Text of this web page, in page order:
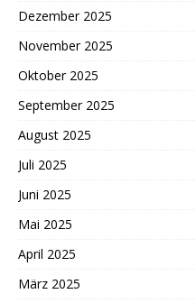
Dezember 2025
November 2025
Oktober 2025
September 2025
August 2025
Juli 2025
Juni 2025
Mai 2025
April 2025
März 2025